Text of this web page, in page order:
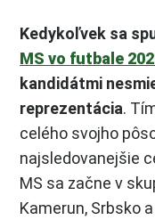
Kedykoľvek sa
MS vo futbale
kandidátmi
reprezentácia.
celého svojho
najsledovanejšie
MS sa začne v
Kamerun, Srbsko